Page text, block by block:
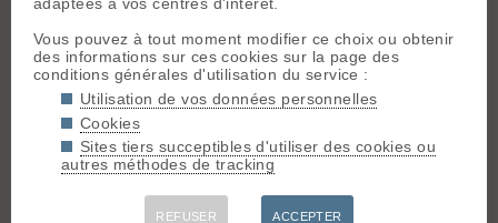
en ce qui concerne Pralo: Fontanettes: cf arrêté municipal (en
résumé ouverte que les we) http://mairie.pralognan.com/w...
Glagla orteils(Helvellynette le 11.01.2018 à 09:52)
@franc-tireuse J'utilise les chaufferettes jetables classiques.
J'attends bien qu'elle soient chaudes avant de les coller sur la
chaussette.
Glagla orteils(Helvellynette le 09.01.2018 à 23:58)
Te reste-t-il un peu de place au-dessus des orteils? Si oui,
chaufferette pour pieds, autocollante, à coller sur la
adaptées à vos centres d'interêt.
Vous pouvez à tout moment modifier ce choix ou obtenir
des informations sur ces cookies sur la page des
conditions générales d'utilisation du service :
Utilisation de vos données personnelles
Cookies
Sites tiers succeptibles d'utiliser des cookies ou
autres méthodes de tracking
REFUSER ACCEPTER